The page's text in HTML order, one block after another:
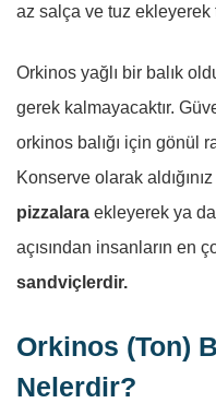
az salça ve tuz ekleyerek
Orkinos yağlı bir balık
gerek kalmayacaktır.
orkinos balığı için gönül
Konserve olarak aldığınız
pizzalara ekleyerek ya
açısından insanların en
sandviçlerdir.
Orkinos (Ton)
Nelerdir?